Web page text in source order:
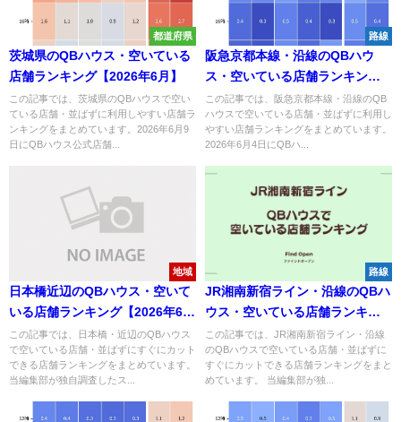
都道府県
茨城県のQBハウス・空いている
店舗ランキング【2026年6月】
この記事では、茨城県のQBハウスで空い
ている店舗・並ばずに利用しやすい店舗ラ
ンキングをまとめています。2026年6月9
日にQBハウス公式店舗...
路線
阪急京都本線・沿線のQBハウ
ス・空いている店舗ランキング
【2026年6月】
この記事では、阪急京都本線・沿線のQB
ハウスで空いている店舗・並ばずに利用し
やすい店舗ランキングをまとめています。
2026年6月4日にQBハ...
地域
日本橋近辺のQBハウス・空いて
いる店舗ランキング【2026年6
月】
この記事では、日本橋・近辺のQBハウス
で空いている店舗・並ばずにすぐにカット
できる店舗ランキングをまとめています。
当編集部が独自調査したス...
路線
JR湘南新宿ライン・沿線のQBハ
ウス・空いている店舗ランキン
グ【2026年6月】
この記事では、JR湘南新宿ライン・沿線
のQBハウスで空いている店舗・並ばずに
すぐにカットできる店舗ランキングをまと
めています。 当編集部が独...